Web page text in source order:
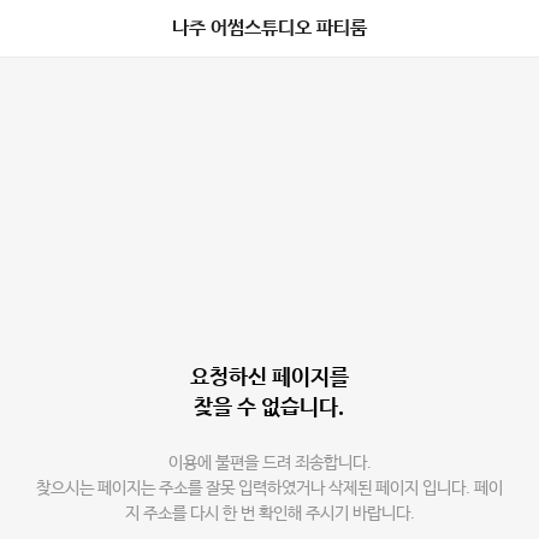
나주 어썸스튜디오 파티룸
요청하신 페이지를
찾을 수 없습니다.
이용에 불편을 드려 죄송합니다.
찾으시는 페이지는 주소를 잘못 입력하였거나 삭제된 페이지 입니다. 페이
지 주소를 다시 한 번 확인해 주시기 바랍니다.